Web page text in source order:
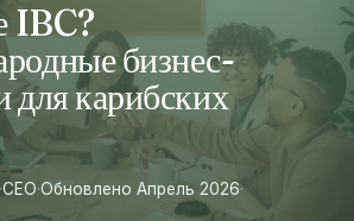
IBC?
бизнес-
для карибских
·CEO·Обновлено Апрель 2026·